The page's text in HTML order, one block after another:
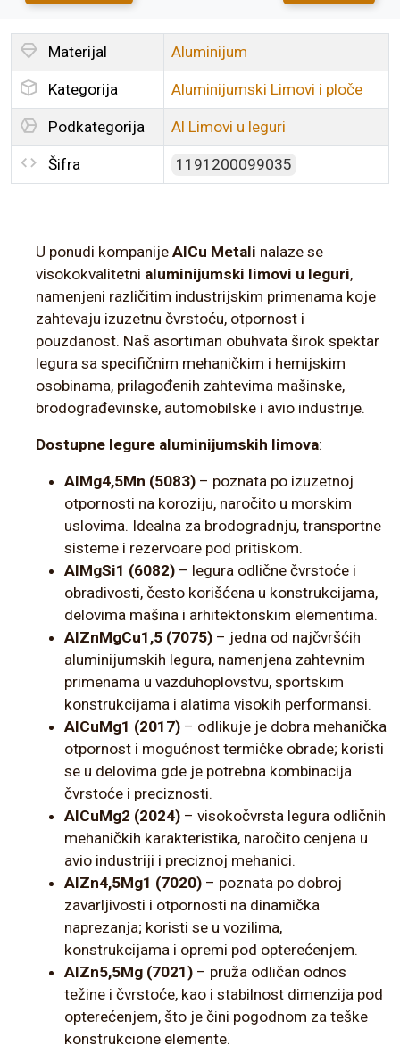
Materijal Aluminijum
Kategorija Aluminijumski Limovi i ploče
Podkategorija Al Limovi u leguri
Šifra 1191200099035
U ponudi kompanije AlCu Metali nalaze se
visokokvalitetni aluminijumski limovi u leguri,
namenjeni različitim industrijskim primenama koje
zahtevaju izuzetnu čvrstoću, otpornost i
pouzdanost. Naš asortiman obuhvata širok spektar
legura sa specifičnim mehaničkim i hemijskim
osobinama, prilagođenih zahtevima mašinske,
brodograđevinske, automobilske i avio industrije.
Dostupne legure aluminijumskih limova:
AlMg4,5Mn (5083) – poznata po izuzetnoj
otpornosti na koroziju, naročito u morskim
uslovima. Idealna za brodogradnju, transportne
sisteme i rezervoare pod pritiskom.
AlMgSi1 (6082) – legura odlične čvrstoće i
obradivosti, često korišćena u konstrukcijama,
delovima mašina i arhitektonskim elementima.
AlZnMgCu1,5 (7075) – jedna od najčvršćih
aluminijumskih legura, namenjena zahtevnim
primenama u vazduhoplovstvu, sportskim
konstrukcijama i alatima visokih performansi.
AlCuMg1 (2017) – odlikuje je dobra mehanička
otpornost i mogućnost termičke obrade; koristi
se u delovima gde je potrebna kombinacija
čvrstoće i preciznosti.
AlCuMg2 (2024) – visokočvrsta legura odličnih
mehaničkih karakteristika, naročito cenjena u
avio industriji i preciznoj mehanici.
AlZn4,5Mg1 (7020) – poznata po dobroj
zavarljivosti i otpornosti na dinamička
naprezanja; koristi se u vozilima,
konstrukcijama i opremi pod opterećenjem.
AlZn5,5Mg (7021) – pruža odličan odnos
težine i čvrstoće, kao i stabilnost dimenzija pod
opterećenjem, što je čini pogodnom za teške
konstrukcione elemente.